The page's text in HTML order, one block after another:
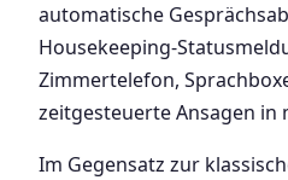
automatische
Housekeeping-
Zimmertelefon,
zeitgesteuerte Ansagen in
Im Gegensatz zur